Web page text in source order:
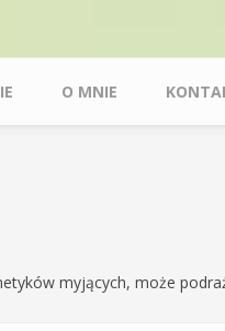
O MNIE
myjących, może